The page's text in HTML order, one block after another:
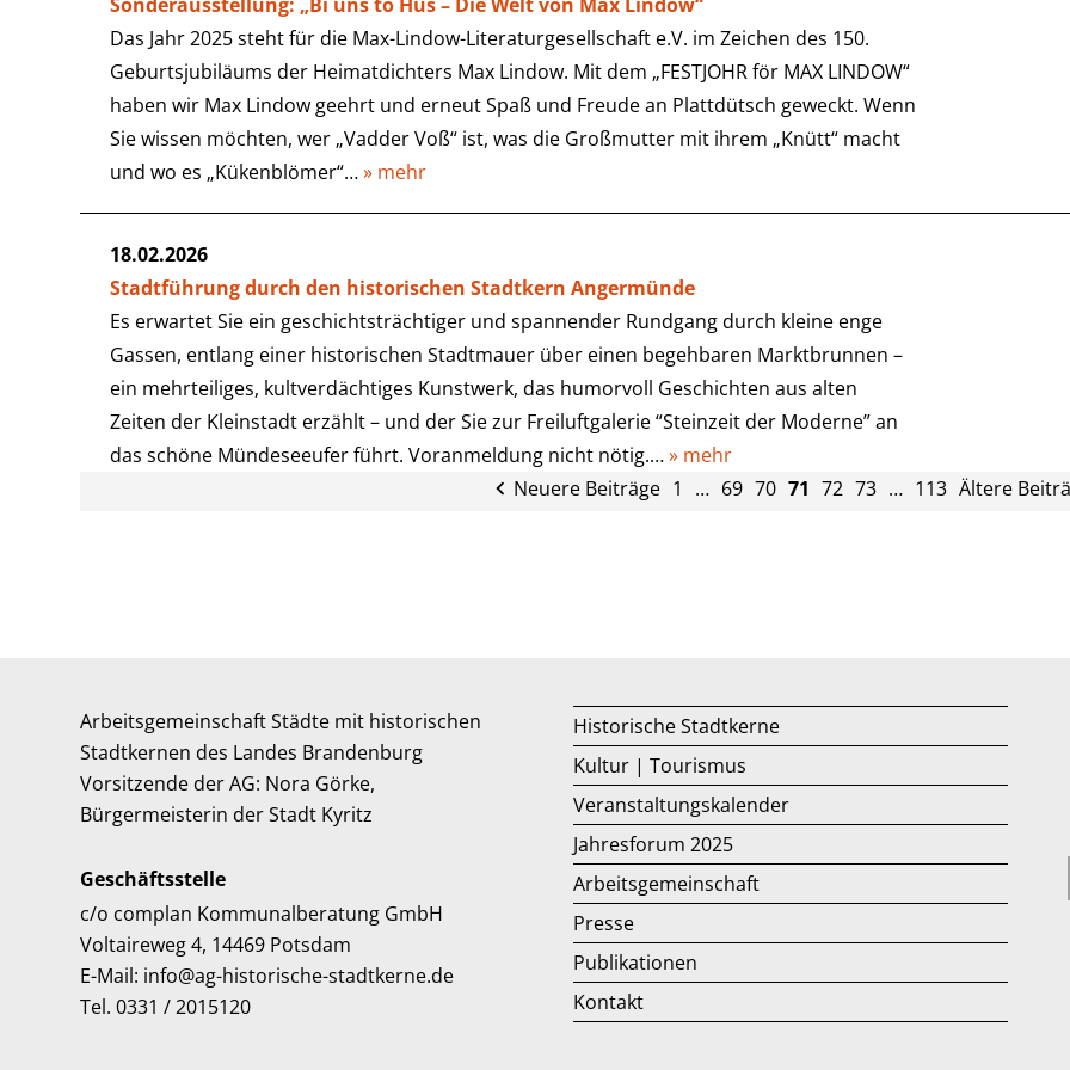
Das Jahr 2025 steht für die Max-Lindow-Literaturgesellschaft e.V. im Zeichen des 150.
Geburtsjubiläums der Heimatdichters Max Lindow. Mit dem „FESTJOHR för MAX LINDOW“
haben wir Max Lindow geehrt und erneut Spaß und Freude an Plattdütsch geweckt. Wenn
Sie wissen möchten, wer „Vadder Voß“ ist, was die Großmutter mit ihrem „Knütt“ macht
und wo es „Kükenblömer“…» mehr
18.02.2026
Stadtführung durch den historischen Stadtkern Angermünde
Es erwartet Sie ein geschichtsträchtiger und spannender Rundgang durch kleine enge
Gassen, entlang einer historischen Stadtmauer über einen begehbaren Marktbrunnen –
ein mehrteiliges, kultverdächtiges Kunstwerk, das humorvoll Geschichten aus alten
Zeiten der Kleinstadt erzählt – und der Sie zur Freiluftgalerie “Steinzeit der Moderne” an
das schöne Mündeseeufer führt. Voranmeldung nicht nötig.…» mehr
Neuere Beiträge 1 … 69 70 71 72 73 … 113 Ältere
Arbeitsgemeinschaft Städte mit historischen
Stadtkernen des Landes Brandenburg
Vorsitzende der AG: Nora Görke,
Bürgermeisterin der Stadt Kyritz
Geschäftsstelle
c/o complan Kommunalberatung GmbH
Voltaireweg 4, 14469 Potsdam
E-Mail: info@ag-historische-stadtkerne.de
Tel. 0331 / 2015120
Historische Stadtkerne
Kultur | Tourismus
Veranstaltungskalender
Jahresforum 2025
Arbeitsgemeinschaft
Presse
Publikationen
Kontakt